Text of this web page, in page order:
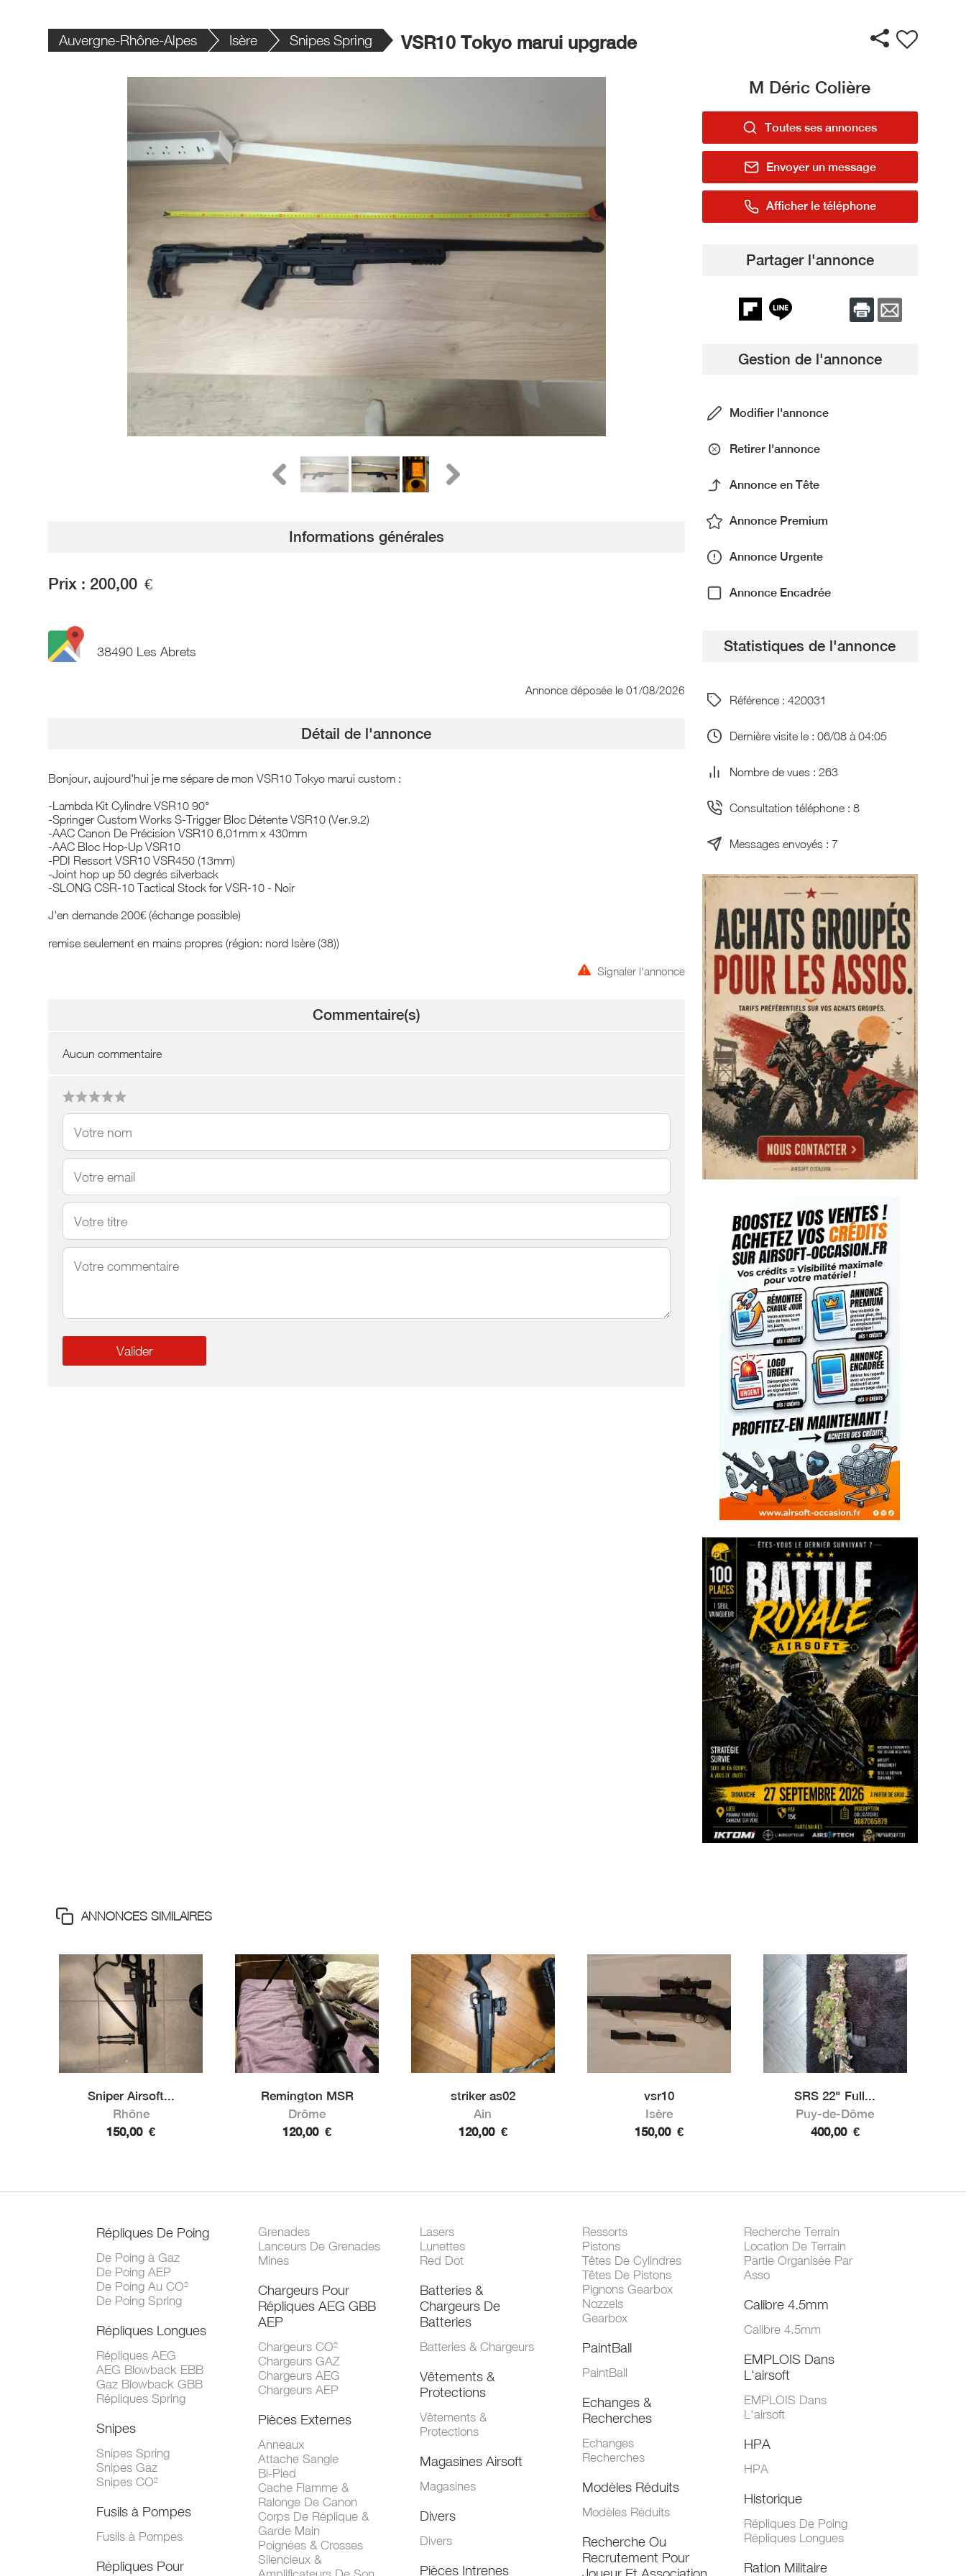
Auvergne-Rhône-Alpes Isère Snipes Spring VSR10 Tokyo marui upgrade
Informations générales
Prix : 200,00 €
38490 Les Abrets
Annonce déposée le 01/08/2026
Détail de l'annonce
Bonjour, aujourd'hui je me sépare de mon VSR10 Tokyo marui custom :
-Lambda Kit Cylindre VSR10 90°
-Springer Custom Works S-Trigger Bloc Détente VSR10 (Ver.9.2)
-AAC Canon De Précision VSR10 6,01mm x 430mm
-AAC Bloc Hop-Up VSR10
-PDI Ressort VSR10 VSR450 (13mm)
-Joint hop up 50 degrés silverback
-SLONG CSR-10 Tactical Stock for VSR-10 - Noir
J'en demande 200€ (échange possible)
remise seulement en mains propres (région: nord Isère (38))
Signaler l'annonce
Commentaire(s)
Aucun commentaire
M Déric Colière
Toutes ses annonces
Envoyer un message
Afficher le téléphone
Partager l'annonce
Gestion de l'annonce
Modifier l'annonce
Retirer l'annonce
Annonce en Tête
Annonce Premium
Annonce Urgente
Annonce Encadrée
Statistiques de l'annonce
Référence : 420031
Dernière visite le : 06/08 à 04:05
Nombre de vues : 263
Consultation téléphone : 8
Messages envoyés : 7
ANNONCES SIMILAIRES
Sniper Airsoft...
Rhône
150,00 €
Remington MSR
Drôme
120,00 €
striker as02
Ain
120,00 €
vsr10
Isère
150,00 €
SRS 22" Full...
Puy-de-Dôme
400,00 €
Répliques De Poing
De Poing à Gaz
De Poing AEP
De Poing Au CO²
De Poing Spring
Répliques Longues
Répliques AEG
AEG Blowback EBB
Gaz Blowback GBB
Répliques Spring
Snipes
Snipes Spring
Snipes Gaz
Snipes CO²
Fusils à Pompes
Fusils à Pompes
Répliques Pour
Grenades
Lanceurs De Grenades
Mines
Chargeurs Pour
Répliques AEG GBB
AEP
Chargeurs CO²
Chargeurs GAZ
Chargeurs AEG
Chargeurs AEP
Pièces Externes
Anneaux
Attache Sangle
Bi-Pied
Cache Flamme &
Ralonge De Canon
Corps De Réplique &
Garde Main
Poignées & Crosses
Silencieux &
Lasers
Lunettes
Red Dot
Batteries &
Chargeurs De
Batteries
Batteries & Chargeurs
Vêtements &
Protections
Vêtements &
Protections
Magasines Airsoft
Magasines
Divers
Divers
Pièces Intrenes
Ressorts
Pistons
Têtes De Cylindres
Têtes De Pistons
Pignons Gearbox
Nozzels
Gearbox
PaintBall
PaintBall
Echanges &
Recherches
Echanges
Recherches
Modèles Réduits
Modèles Réduits
Recherche Ou
Recrutement Pour
Recherche Terrain
Location De Terrain
Partie Organisée Par
Asso
Calibre 4.5mm
Calibre 4.5mm
EMPLOIS Dans
L'airsoft
EMPLOIS Dans
L'airsoft
HPA
HPA
Historique
Répliques De Poing
Répliques Longues
Ration Militaire